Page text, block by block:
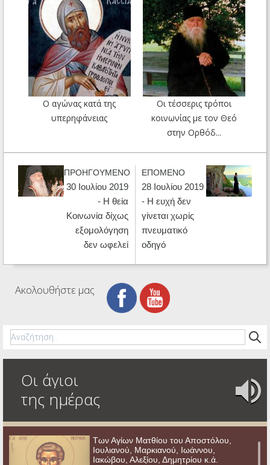
Ο αγώνας κατά της
υπερηφάνειας
Οι τέσσερις τρόποι
κοινωνίας με τον Θεό
στην Ορθόδ...
ΠΡΟΗΓΟΥΜΕΝΟ
30 Ιουλίου 2019
- Η θεία
Κοινωνία δίχως
εξομολόγηση
δεν ωφελεί
ΕΠΟΜΕΝΟ
28 Ιουλίου 2019
- Η ευχή δεν
γίνεται χωρίς
πνευματικό
οδηγό
Ακολουθήστε μας
Οι άγιοι
της ημέρας
Των Αγίων Ματθίου του Αποστόλου,
Ιουλιανού, Μαρκιανού, Ιωάννου,
Ιακώβου, Αλεξίου, Δημητρίου κ.ά.